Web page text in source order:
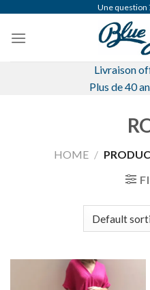
content
Une question
Livraison
Plus de 40
HOME /